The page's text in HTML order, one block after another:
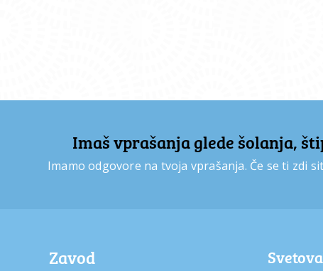
Imaš vprašanja glede šolanja,
Imamo odgovore na tvoja vprašanja. Če se ti zdi
Zavod